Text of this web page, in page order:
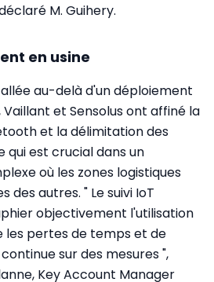
M. Guihery.
en usine
au-delà d'un déploiement
et Sensolus ont affiné la
et la délimitation des
qui est crucial dans un
où les zones logistiques
des autres. " Le suivi IoT
objectivement l'utilisation
les pertes de temps et de
sur des mesures ",
Key Account Manager